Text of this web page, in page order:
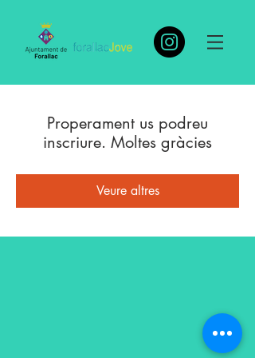
Properament us podreu
inscriure. Moltes gràcies
Veure altres